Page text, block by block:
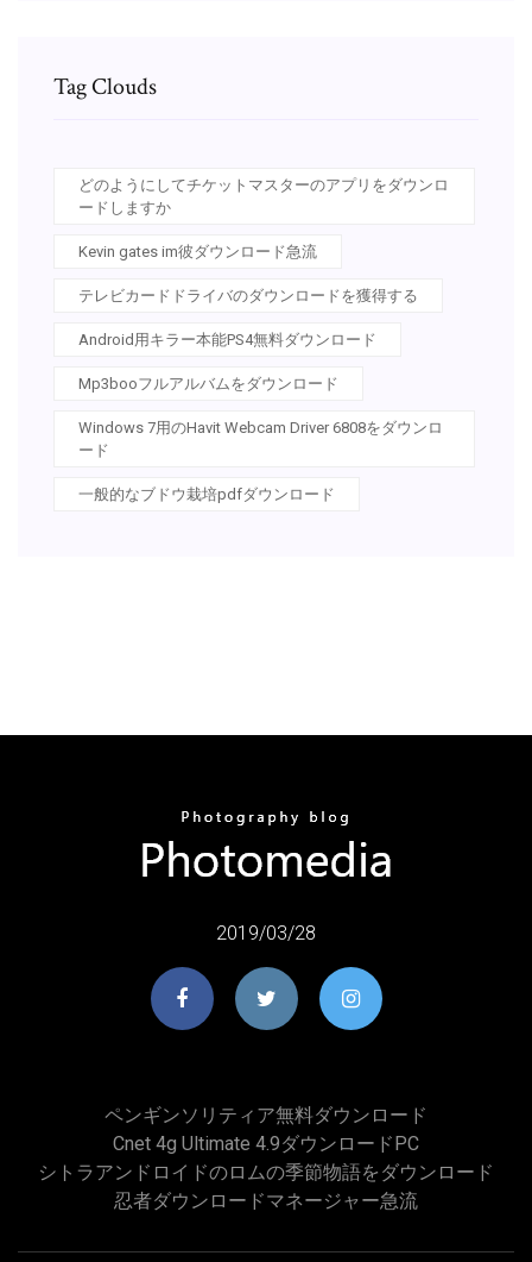
Tag Clouds
どのようにしてチケットマスターのアプリをダウンロ
ードしますか
Kevin gates im彼ダウンロード急流
テレビカードドライバのダウンロードを獲得する
Android用キラー本能PS4無料ダウンロード
Mp3booフルアルバムをダウンロード
Windows 7用のHavit Webcam Driver 6808をダウンロ
ード
一般的なブドウ栽培pdfダウンロード
2019/03/28
ペンギンソリティア無料ダウンロード
Cnet 4g Ultimate 4.9ダウンロードPC
シトラアンドロイドのロムの季節物語をダウンロード
忍者ダウンロードマネージャー急流